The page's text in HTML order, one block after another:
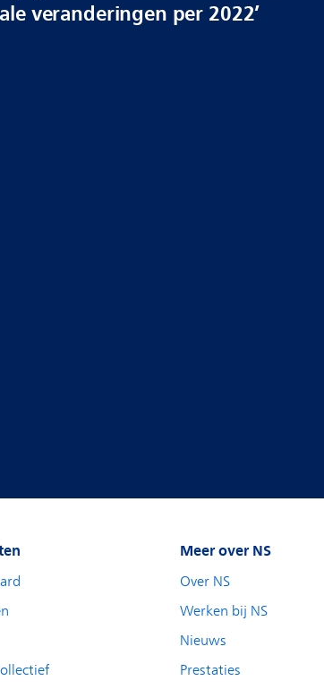
veranderingen per 2022’
Meer over NS
Over NS
Werken bij NS
Nieuws
Prestaties